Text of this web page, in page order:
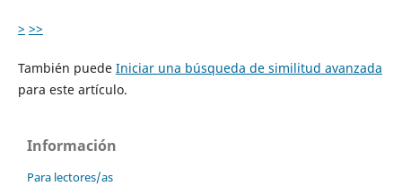
> >>
También puede Iniciar una búsqueda de similitud avanzada
para este artículo.
Información
Para lectores/as